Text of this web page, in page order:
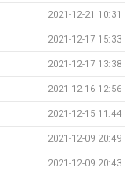
2021-12-21 10:31
2021-12-17 15:33
2021-12-17 13:38
2021-12-16 12:56
2021-12-15 11:44
2021-12-09 20:49
2021-12-09 20:43